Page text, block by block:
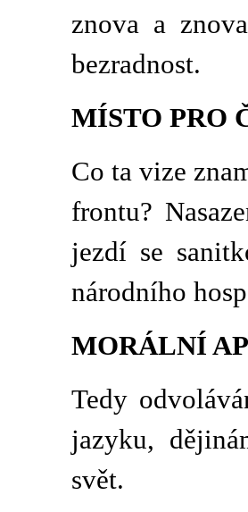
znova a
bezradnost.
MÍSTO PRO
Co ta vize
frontu?
jezdí se
národního
MORÁLNÍ
Tedy
jazyku,
svět.